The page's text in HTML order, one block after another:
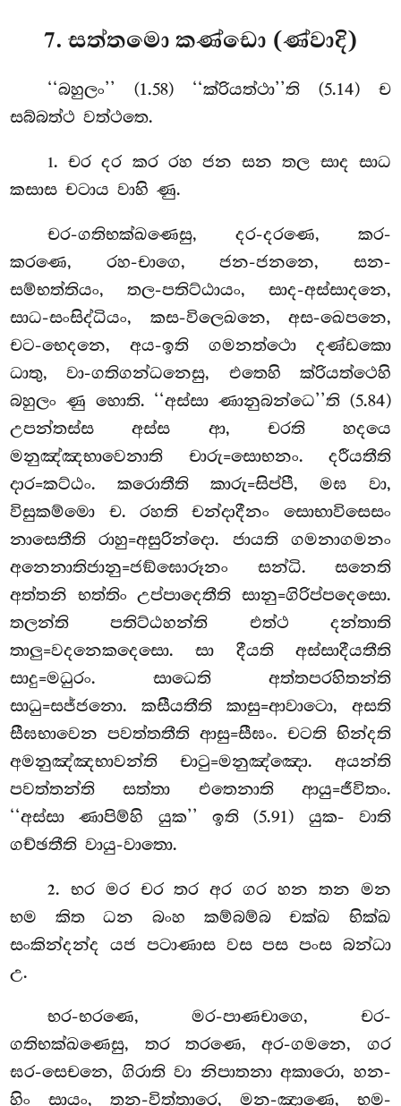
7. සත්තමො කණ්ඩො (ණ්වාදි)
‘‘බහුලං’’ (1.58) ‘‘ක්රියත්ථා’’ති (5.14) ච
සබ්බත්ථ වත්ථතෙ.
1. චර දර කර රහ ජන සන තල සාද සාධ
කසාස චටාය වාහි ණු.
චර-ගතිභක්ඛණෙසු, දර-දරණෙ, කර-
කරණෙ, රහ-චාගෙ, ජන-ජනනෙ, සන-
සම්භත්තියං, තල-පතිට්ඨායං, සාද-අස්සාදනෙ,
සාධ-සංසිද්ධියං, කස-විලෙඛනෙ, අස-ඛෙපනෙ,
චට-භෙදනෙ, අය-ඉති ගමනත්ථො දණ්ඩකො
ධාතු, වා-ගතිගන්ධනෙසු, එතෙහි ක්රියත්ථෙහි
බහුලං ණු හොති. ‘‘අස්සා ණානුබන්ධෙ’’ති (5.84)
උපන්තස්ස අස්ස ආ, චරති හදයෙ
මනුඤ්ඤභාවෙනාති චාරු=සොභනං. දරීයතීති
දාර=කට්ඨං. කරොතීති කාරු=සිප්පී, මඝ වා,
විසුකම්මො ච. රහති චන්දාදීනං සොභාවිසෙසං
නාසෙතීති රාහු=අසුරින්දො. ජායති ගමනාගමනං
අනෙනාතිජානු=ජඞ්ඝොරූනං සන්ධි. සනෙති
අත්තනි භත්තිං උප්පාදෙතීති සානු=ගිරිප්පදෙසො.
තලන්ති පතිට්ඨහන්ති එත්ථ දන්තාති
තාලු=වදනෙකදෙසො. සා දීයති අස්සාදීයතීති
සාදු=මධුරං. සාධෙති අත්තපරහිතන්ති
සාධු=සජ්ජනො. කසීයතීති කාසු=ආවාටො, අසති
සීඝභාවෙන පවත්තතීති ආසු=සීඝං. චටති භින්දති
අමනුඤ්ඤභාවන්ති චාටු=මනුඤ්ඤො. අයන්ති
පවත්තන්ති සත්තා එතෙනාති ආයු=ජීවිතං.
‘‘අස්සා ණාපිම්හි යුක’’ ඉති (5.91) යුක- වාති
ගච්ඡතීති වායු-වාතො.
2. භර මර චර තර අර ගර හන තන මන
භම කිත ධන බංහ කම්බම්බ චක්ඛ භික්ඛ
සංකින්දන්ද යජ පටාණාස වස පස පංස බන්ධා
උ.
භර-භරණෙ, මර-පාණචාගෙ, චර-
ගතිභක්ඛණෙසු, තර තරණෙ, අර-ගමනෙ, ගර
ඝර-සෙචනෙ, ගිරාති වා නිපාතනා අකාරො, හන-
හිං සායං, තන-විත්තාරෙ, මන-ඤාණෙ, භම-